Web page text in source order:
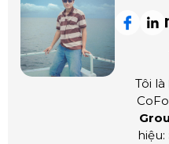
Tôi là
hiệu: